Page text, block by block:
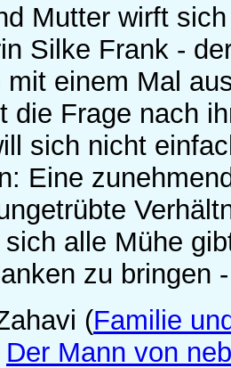
Mutter wirft
Silke Frank -
mit einem Mal
die Frage nach
sich nicht
Eine
alle Mühe
zu bringen
(Familie
Der Mann von